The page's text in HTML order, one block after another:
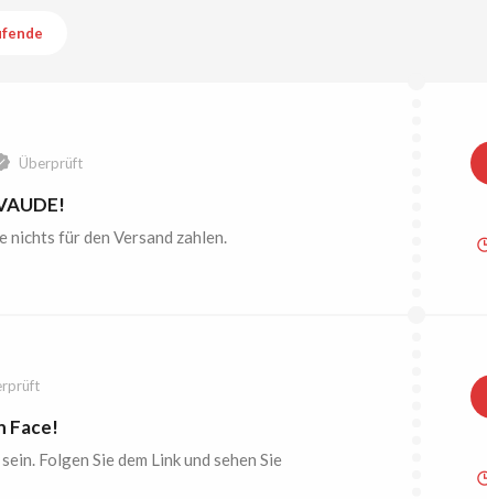
Überprüft
nichts für den Versand zahlen.
Face!
Folgen Sie dem Link und sehen Sie